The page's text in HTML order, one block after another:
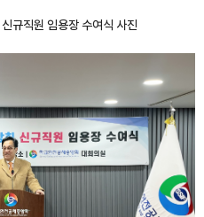
규직원 임용장 수여식 사진